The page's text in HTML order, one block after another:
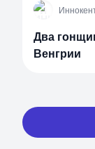
И
Два
Венгрии